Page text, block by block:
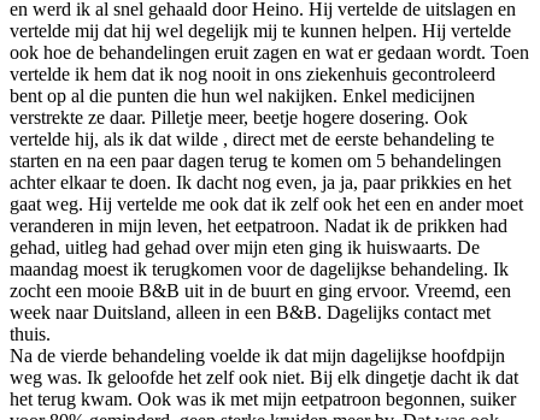
en werd ik al snel gehaald door Heino. Hij vertelde de uitslagen en
vertelde mij dat hij wel degelijk mij te kunnen helpen. Hij vertelde
ook hoe de behandelingen eruit zagen en wat er gedaan wordt. Toen
vertelde ik hem dat ik nog nooit in ons ziekenhuis gecontroleerd
bent op al die punten die hun wel nakijken. Enkel medicijnen
verstrekte ze daar. Pilletje meer, beetje hogere dosering. Ook
vertelde hij, als ik dat wilde , direct met de eerste behandeling te
starten en na een paar dagen terug te komen om 5 behandelingen
achter elkaar te doen. Ik dacht nog even, ja ja, paar prikkies en het
gaat weg. Hij vertelde me ook dat ik zelf ook het een en ander moet
veranderen in mijn leven, het eetpatroon. Nadat ik de prikken had
gehad, uitleg had gehad over mijn eten ging ik huiswaarts. De
maandag moest ik terugkomen voor de dagelijkse behandeling. Ik
zocht een mooie B&B uit in de buurt en ging ervoor. Vreemd, een
week naar Duitsland, alleen in een B&B. Dagelijks contact met
thuis.
Na de vierde behandeling voelde ik dat mijn dagelijkse hoofdpijn
weg was. Ik geloofde het zelf ook niet. Bij elk dingetje dacht ik dat
het terug kwam. Ook was ik met mijn eetpatroon begonnen, suiker